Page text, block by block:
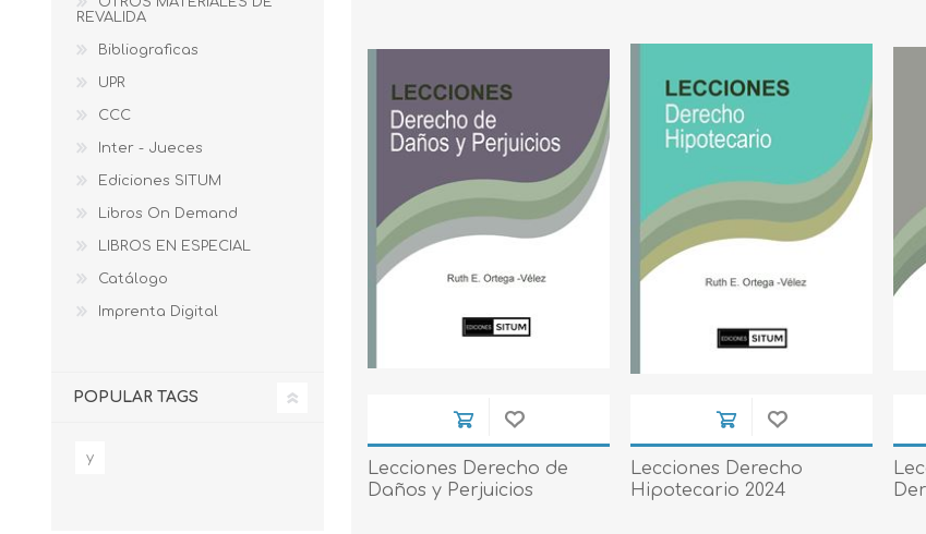
Obligaciones
Sucesiones
Penal
Otros Temas
Derecho
Derecho Civil
Lecciones Derecho de
Daños y Perjuicios
Lecciones Derecho
Hipotecario 2024
REVALIDA
Bibliograficas
UPR
CCC
Inter - Jueces
Ediciones SITUM
Libros On Demand
LIBROS EN ESPECIAL
Catálogo
Imprenta Digital
POPULAR TAGS
y